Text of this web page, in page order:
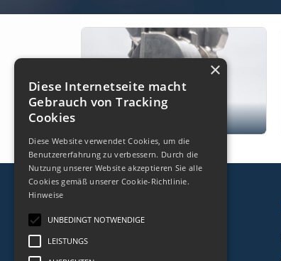
FARINIA GROUP
Diese Internetseite macht
Gebrauch von Tracking
Cookies
Diese Website verwendet Cookies, um die
Benutzererfahrung zu verbessern. Durch die
Nutzung unserer Website akzeptieren Sie alle
Cookies gemäß unserer Cookie-Richtlinie.
Hinweise
UNBEDINGT NOTWENDIGE
LEISTUNGS
×